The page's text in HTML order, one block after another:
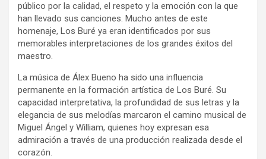
público por la calidad, el respeto y la emoción con la que
han llevado sus canciones. Mucho antes de este
homenaje, Los Buré ya eran identificados por sus
memorables interpretaciones de los grandes éxitos del
maestro.
La música de Álex Bueno ha sido una influencia
permanente en la formación artística de Los Buré. Su
capacidad interpretativa, la profundidad de sus letras y la
elegancia de sus melodías marcaron el camino musical de
Miguel Ángel y William, quienes hoy expresan esa
admiración a través de una producción realizada desde el
corazón.